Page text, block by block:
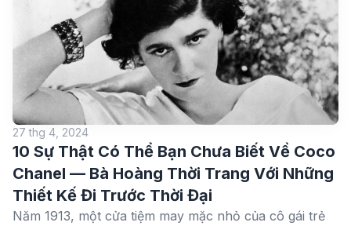
27 thg 4, 2024
10 Sự Thật Có Thể Bạn Chưa Biết Về Coco
Chanel — Bà Hoàng Thời Trang Với Những
Thiết Kế Đi Trước Thời Đại
Năm 1913, một cửa tiệm may mặc nhỏ của cô gái trẻ